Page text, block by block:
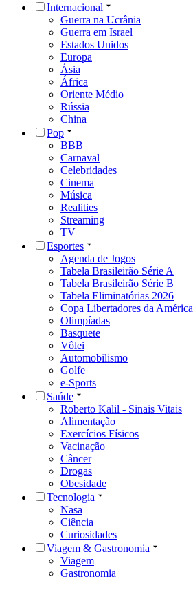
Internacional
Guerra na Ucrânia
Guerra em Israel
Estados Unidos
Europa
Ásia
África
Oriente Médio
Rússia
China
Pop
BBB
Carnaval
Celebridades
Cinema
Música
Realities
Streaming
TV
Esportes
Agenda de Jogos
Tabela Brasileirão Série A
Tabela Brasileirão Série B
Tabela Eliminatórias 2026
Copa Libertadores da América
Olimpíadas
Basquete
Vôlei
Automobilismo
Golfe
e-Sports
Saúde
Roberto Kalil - Sinais Vitais
Alimentação
Exercícios Físicos
Vacinação
Câncer
Drogas
Obesidade
Tecnologia
Nasa
Ciência
Curiosidades
Viagem & Gastronomia
Viagem
Gastronomia